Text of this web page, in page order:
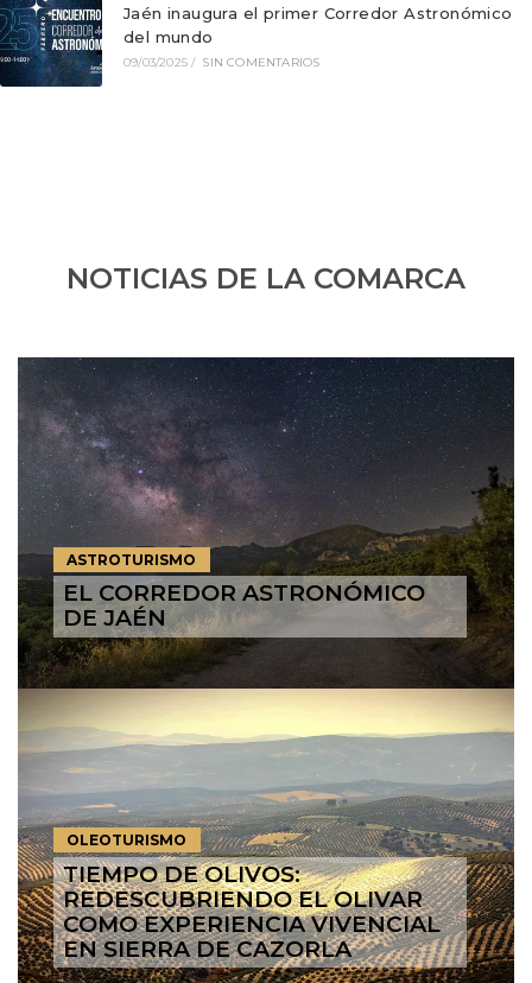
Jaén inaugura el primer Corredor Astronómico
del mundo
09/03/2025 / SIN COMENTARIOS
NOTICIAS DE LA COMARCA
ASTROTURISMO
EL CORREDOR ASTRONÓMICO
DE JAÉN
OLEOTURISMO
TIEMPO DE OLIVOS:
REDESCUBRIENDO EL OLIVAR
COMO EXPERIENCIA VIVENCIAL
EN SIERRA DE CAZORLA